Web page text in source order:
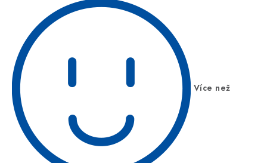
Více než